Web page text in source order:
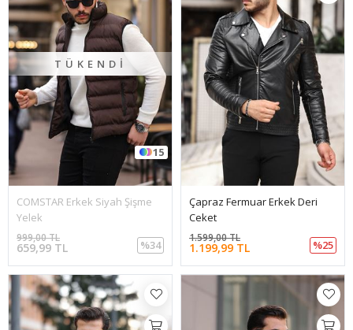
TÜKENDI
15
COMSTAR Erkek Siyah Şişme
Yelek
659,99 TL
999,00 TL
%34
Çapraz Fermuar Erkek Deri
Ceket
1.199,99 TL
1.599,00 TL
%25